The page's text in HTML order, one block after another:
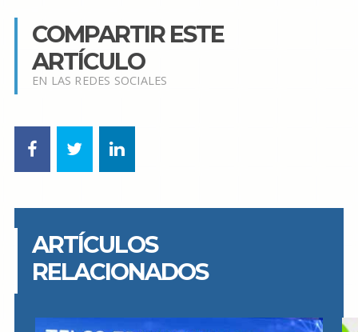
COMPARTIR ESTE
ARTÍCULO
EN LAS REDES SOCIALES
ARTÍCULOS
RELACIONADOS